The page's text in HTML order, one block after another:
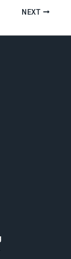
NEXT